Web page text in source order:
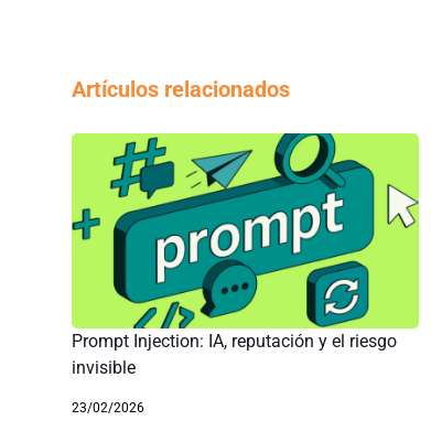
Artículos relacionados
Prompt Injection: IA, reputación y el riesgo
invisible
23/02/2026